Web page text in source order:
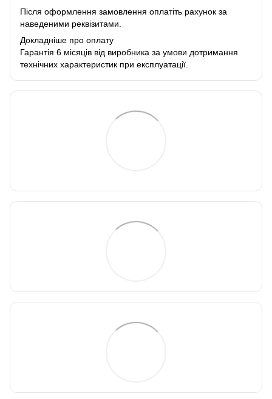
Після оформлення замовлення оплатіть рахунок за
наведеними реквізитами.
Докладніше про оплату
Гарантія 6 місяців від виробника за умови дотримання
технічних характеристик при експлуатації.